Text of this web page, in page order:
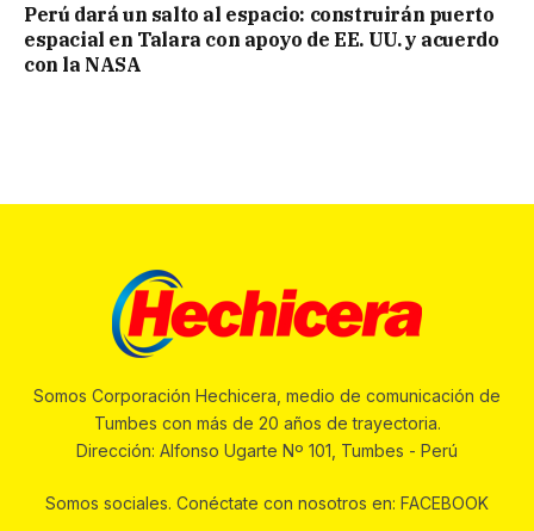
Perú dará un salto al espacio: construirán puerto
espacial en Talara con apoyo de EE. UU. y acuerdo
con la NASA
Somos Corporación Hechicera, medio de comunicación de
Tumbes con más de 20 años de trayectoria.
Dirección: Alfonso Ugarte Nº 101, Tumbes - Perú
Somos sociales. Conéctate con nosotros en: FACEBOOK